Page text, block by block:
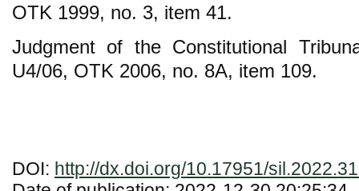
OTK 1999, no. 3, item 41.
Judgment of the Constitutional
U4/06, OTK 2006, no. 8A, item 109.
DOI: http://dx.doi.org/10.17951/